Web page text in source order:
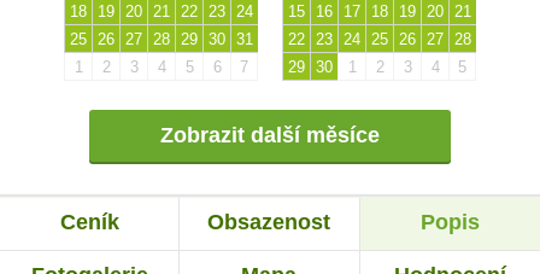
18
19 20 21 22 23
24
25
26 27 28 29 30 31
1
2 3 4 5 6 7
15
16 17 18 19 20
21
22
23 24 25 26 27
28
29 30 1 2 3 4 5
Zobrazit další měsíce
Ceník Obsazenost Popis